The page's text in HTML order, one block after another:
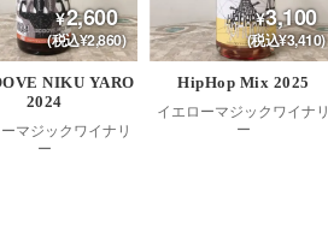
2,600
(税込¥2,860)
NIKU YARO
2024
マジックワイナリ
ー
3,100
(税込¥3,410)
HipHop Mix 2025
イエローマジックワイナリ
ー